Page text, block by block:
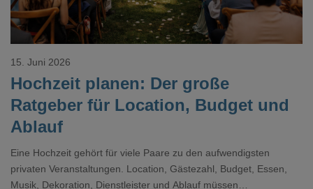
Hochzeit planen: Der große
Ratgeber für Location, Budget und
Ablauf
15. Juni 2026
Eine Hochzeit gehört für viele Paare zu den aufwendigsten
privaten Veranstaltungen. Location, Gästezahl, Budget, Essen,
Musik, Dekoration, Dienstleister und Ablauf müssen